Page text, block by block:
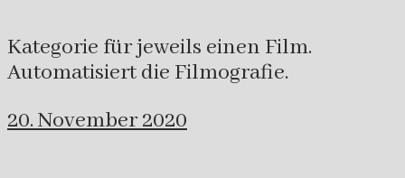
Kategorie für jeweils einen Film.
Automatisiert die Filmografie.
20. November 2020